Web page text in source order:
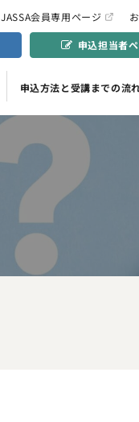
JASSA会員専用ページ
申込担当者
申込方法と受講までの流